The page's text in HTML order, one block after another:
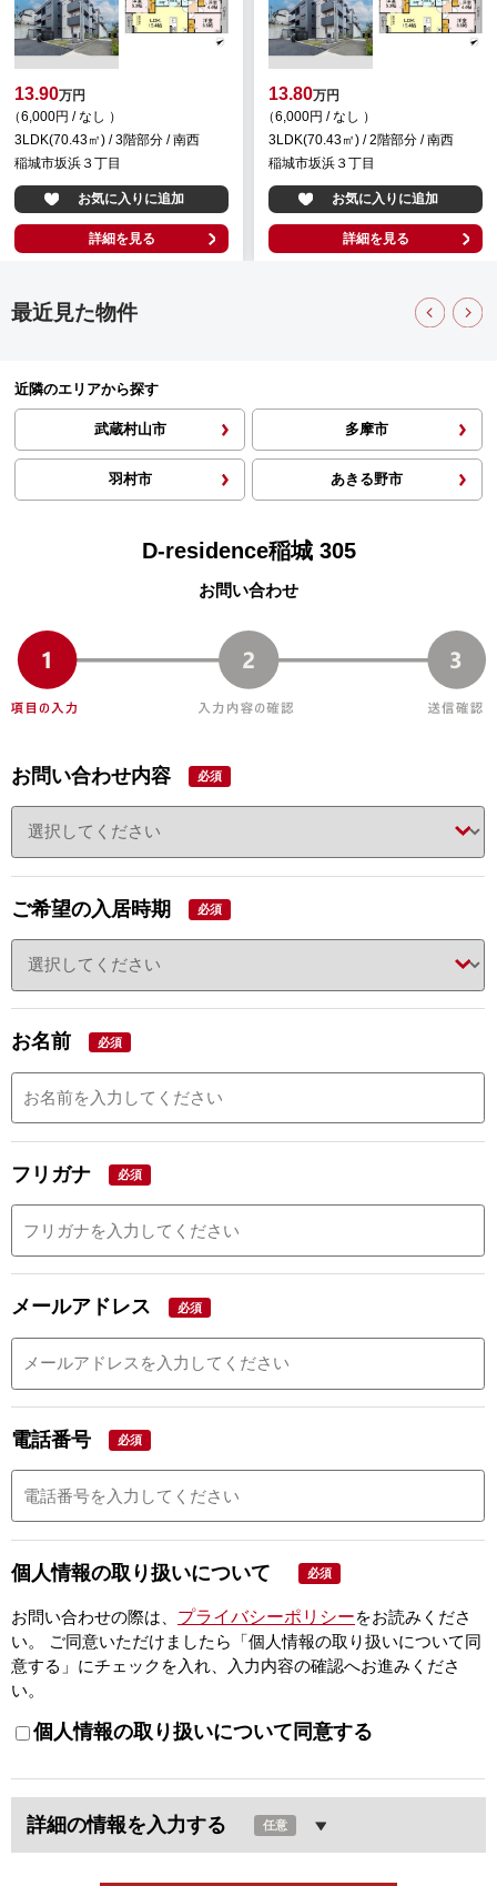
13.90万円
（6,000円 / なし ）
3LDK(70.43㎡) / 3階部分 / 南西
稲城市坂浜３丁目
お気に入りに追加
詳細を見る
13.80万円
（6,000円 / なし ）
3LDK(70.43㎡) / 2階部分 / 南西
稲城市坂浜３丁目
お気に入りに追加
詳細を見る
最近見た物件
近隣のエリアから探す
武蔵村山市 多摩市
羽村市 あきる野市
D-residence稲城 305
お問い合わせ
お問い合わせ内容 必須
ご希望の入居時期 必須
お名前 必須
フリガナ 必須
メールアドレス 必須
電話番号 必須
個人情報の取り扱いについて 必須
お問い合わせの際は、 プライバシーポリシーをお読みくださ
い。
ご同意いただけましたら「個人情報の取り扱いについて同
意する」にチェックを入れ、入力内容の確認へお進みくださ
い。
個人情報の取り扱いについて同意する
詳細の情報を入力する 任意